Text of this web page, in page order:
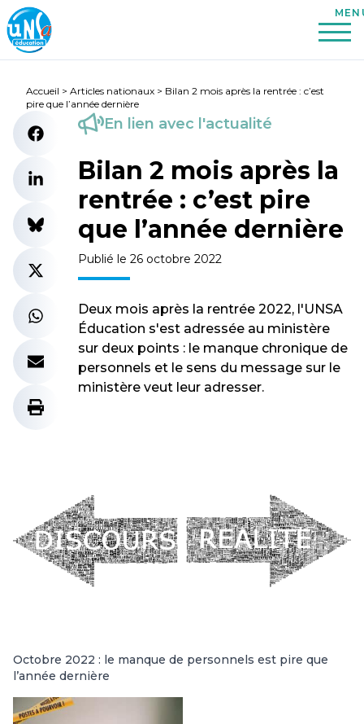
Accueil > Articles nationaux > Bilan 2 mois après la rentrée : c’est
pire que l’année dernière
En lien avec l'actualité
Bilan 2 mois après la
rentrée : c’est pire
que l’année dernière
Publié le 26 octobre 2022
Deux mois après la rentrée 2022, l'UNSA
Éducation s'est adressée au ministère
sur deux points : le manque chronique de
personnels et le sens du message sur le
ministère veut leur adresser.
Octobre 2022 : le manque de personnels est pire que
l’année dernière